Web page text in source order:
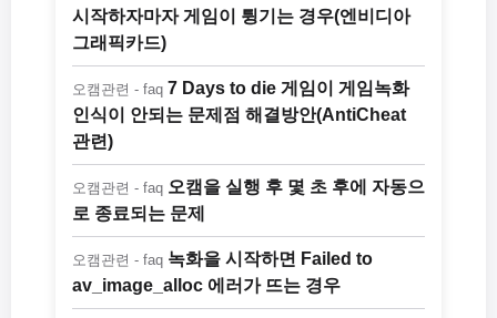
시작하자마자 게임이 튕기는 경우(엔비디아
그래픽카드)
오캠관련 - faq 7 Days to die 게임이 게임녹화
인식이 안되는 문제점 해결방안(AntiCheat
관련)
오캠관련 - faq 오캠을 실행 후 몇 초 후에 자동으
로 종료되는 문제
오캠관련 - faq 녹화을 시작하면 Failed to
av_image_alloc 에러가 뜨는 경우